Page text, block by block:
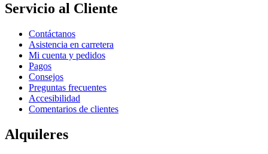
Servicio al Cliente
Contáctanos
Asistencia en carretera
Mi cuenta y pedidos
Pagos
Consejos
Preguntas frecuentes
Accesibilidad
Comentarios de clientes
Alquileres